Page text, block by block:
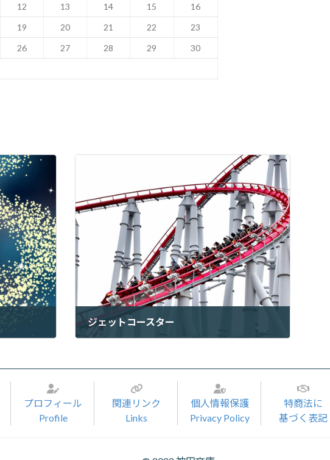
12 13 14 15
16
19 20 21 22
23
26 27 28 29
30
ジェットコースター
プロフィール
Profile
関連リンク
Links
個人情報保護
Privacy Policy
特商法に
基づく表記